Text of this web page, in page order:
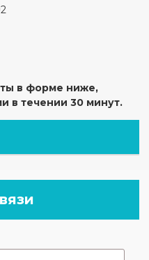
в форме ниже,
в течении 30 минут.